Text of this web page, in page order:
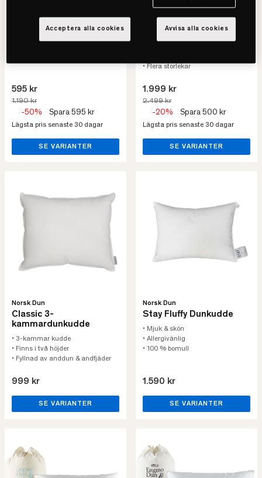
595 kr
1.190 kr
-50% Spara 595 kr
Lägsta pris senaste 30 dagar
SE VARIANTER
Kudde
• Flera storlekar
1.999 kr
2.499 kr
-20% Spara 500 kr
Lägsta pris senaste 30 dagar
SE VARIANTER
Norsk Dun
Classic 3-
kammardunkudde
• 3-kammar kudde
• Finns i två höjder
• Fyllnad av anddun & andfjäder
999 kr
SE VARIANTER
Norsk Dun
Stay Fluffy Dunkudde
• Mjuk & skön
• Allergivänlig
• 100 % bomull
1.590 kr
SE VARIANTER
Avvisa alla cookies
Acceptera alla cookies